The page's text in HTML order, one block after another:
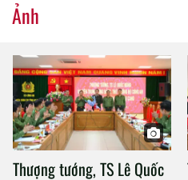
Ảnh
Thượng tướng, TS Lê Quốc